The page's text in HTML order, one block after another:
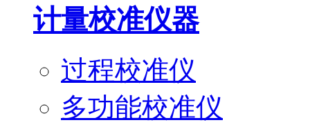
计量校准仪器
过程校准仪
多功能校准仪